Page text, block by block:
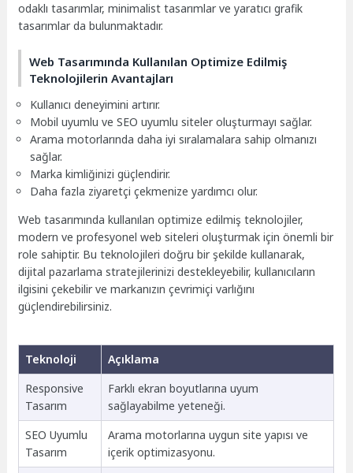
odaklı tasarımlar, minimalist tasarımlar ve yaratıcı grafik
tasarımlar da bulunmaktadır.
Web Tasarımında Kullanılan Optimize Edilmiş
Teknolojilerin Avantajları
Kullanıcı deneyimini artırır.
Mobil uyumlu ve SEO uyumlu siteler oluşturmayı sağlar.
Arama motorlarında daha iyi sıralamalara sahip olmanızı
sağlar.
Marka kimliğinizi güçlendirir.
Daha fazla ziyaretçi çekmenize yardımcı olur.
Web tasarımında kullanılan optimize edilmiş teknolojiler,
modern ve profesyonel web siteleri oluşturmak için önemli bir
role sahiptir. Bu teknolojileri doğru bir şekilde kullanarak,
dijital pazarlama stratejilerinizi destekleyebilir, kullanıcıların
ilgisini çekebilir ve markanızın çevrimiçi varlığını
güçlendirebilirsiniz.
Teknoloji
Açıklama
Responsive
Tasarım
Farklı ekran boyutlarına uyum
sağlayabilme yeteneği.
SEO Uyumlu
Tasarım
Arama motorlarına uygun site yapısı ve
içerik optimizasyonu.